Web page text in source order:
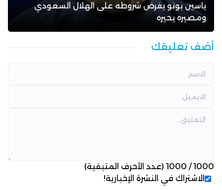
ياسين بونو يفرض شروطه على الهلال السعودي
ومصيره يحيره
أضف تعليقك
1000
/
1000 (عدد الأحرف المتبقية)
الاشتراك في النشرة الإخبارية!